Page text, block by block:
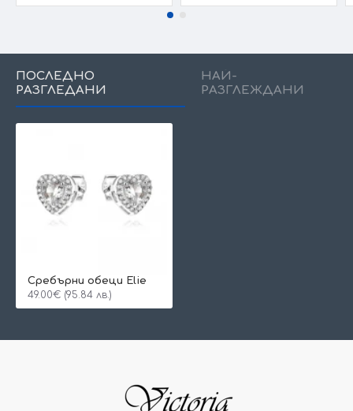
ПОСЛЕДНО
РАЗГЛЕДАНИ
НАЙ-
РАЗГЛЕЖДАНИ
Сребърни обеци Elie
49.00€ (95.84 лв.)